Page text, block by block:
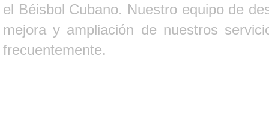
el Béisbol Cubano. Nuestro equipo de
mejora y ampliación de nuestros
frecuentemente.